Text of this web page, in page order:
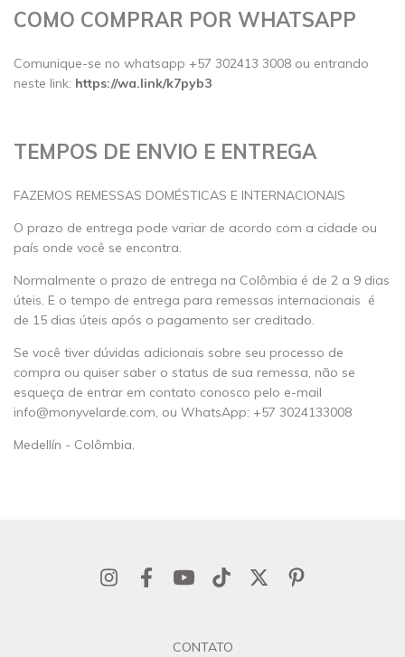
COMO COMPRAR POR WHATSAPP
Comunique-se no whatsapp +57 302413 3008 ou entrando
neste link: https://wa.link/k7pyb3
TEMPOS DE ENVIO E ENTREGA
FAZEMOS REMESSAS DOMÉSTICAS E INTERNACIONAIS
O prazo de entrega pode variar de acordo com a cidade ou
país onde você se encontra.
Normalmente o prazo de entrega na Colômbia é de 2 a 9 dias
úteis. E o tempo de entrega para remessas internacionais é
de 15 dias úteis após o pagamento ser creditado.
Se você tiver dúvidas adicionais sobre seu processo de
compra ou quiser saber o status de sua remessa, não se
esqueça de entrar em contato conosco pelo e-mail
info@monyvelarde.com, ou WhatsApp: +57 3024133008
Medellín - Colômbia.
CONTATO